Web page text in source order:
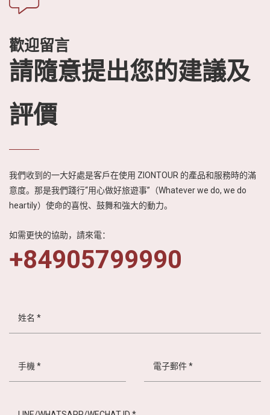
歡迎留言
請隨意提出您的建議及
評價
我們收到的一大好處是客戶在使用 ZIONTOUR 的產品和服務時的滿
意度。那是我們踐行“用心做好旅遊事”（Whatever we do, we do
heartily）使命的喜悅、鼓舞和強大的動力。
如需更快的協助，請來電：
+84905799990